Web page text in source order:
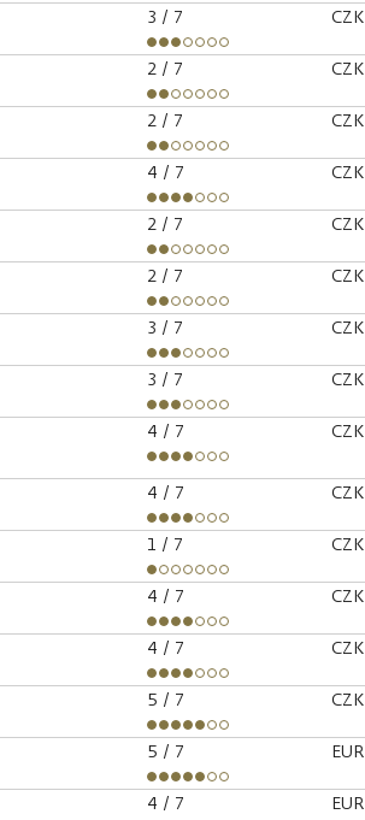
3 / 7 CZK
2 / 7 CZK
2 / 7 CZK
4 / 7 CZK
2 / 7 CZK
2 / 7 CZK
3 / 7 CZK
3 / 7 CZK
4 / 7 CZK
4 / 7 CZK
1 / 7 CZK
4 / 7 CZK
4 / 7 CZK
5 / 7 CZK
5 / 7 EUR
4 / 7 EUR